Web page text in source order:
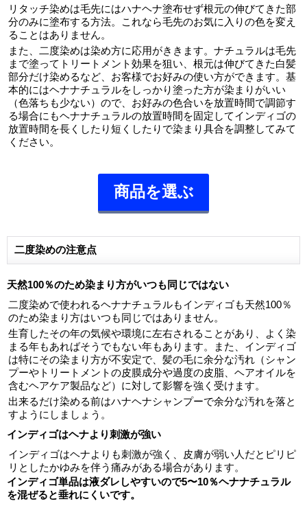
リタッチ染めは毛先にはハナヘナ塗布せず根元の伸びてきた部
分のみに塗布する方法。これなら毛先のお気に入りの色を変え
ることはありません。
また、二度染めは染め方に応用がききます。ナチュラルは毛先
まで塗ってトリートメント効果を狙い、根元は伸びてきた白髪
部分だけ染めるなど、お客様でお好みの使い方ができます。基
本的にはヘナナチュラルをしっかり塗った方が染まりがいい
（色落ちも少ない）ので、お好みの色合いを放置時間で調節す
る場合にもヘナナチュラルの放置時間を固定してインディゴの
放置時間を長くしたり短くしたりで染まり具合を調整してみて
ください。
商品を選ぶ
二度染めの注意点
天然100％のため染まり方がいつも同じではない
二度染めで使われるヘナナチュラルもインディゴも天然100％
のため染まり方はいつも同じではありません。
生育したその年の気候や環境に左右されることがあり、よく染
まる年もあればそうでもない年もあります。また、インディゴ
は特にその染まり方が不安定で、髪の毛に余分な汚れ（シャン
プーやトリートメントの皮膜成分や過度の皮脂、ヘアオイルを
含むヘアケア製品など）に対して影響を強く受けます。
出来るだけ染める前はハナヘナシャンプーで余分な汚れを落と
すようにしましょう。
インディゴはヘナより刺激が強い
インディゴはヘナよりも刺激が強く、皮膚が弱い人だとピリピ
リとしたかゆみを伴う痛みがある場合があります。
インディゴ単品は液ダレしやすいので5〜10％ヘナナチュラル
を混ぜると垂れにくいです。